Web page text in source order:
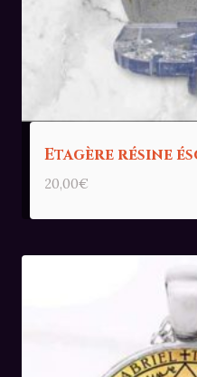
Etagère résine
20,00€